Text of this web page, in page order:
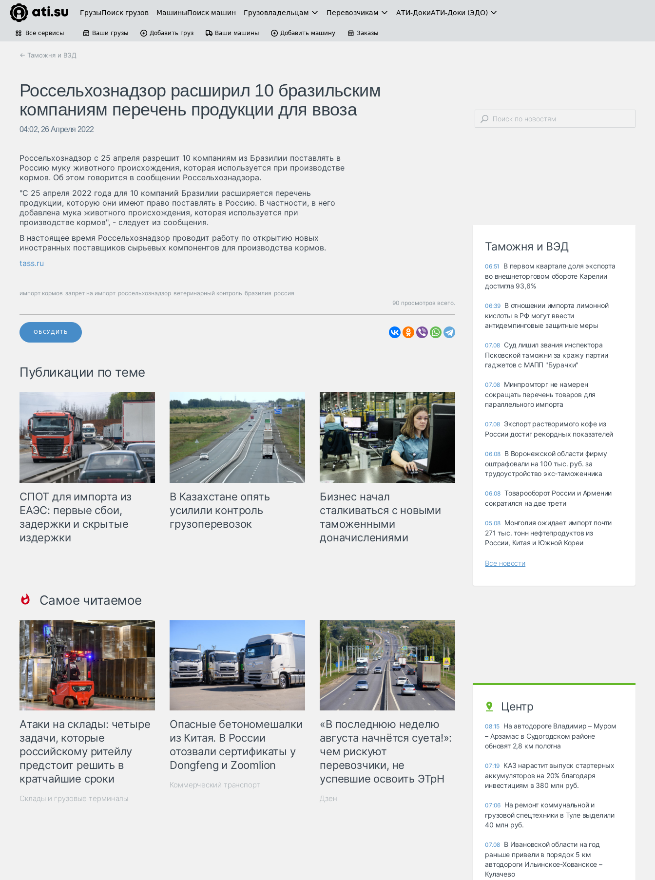
ГрузыПоиск грузов МашиныПоиск машин Грузовладельцам Перевозчикам АТИ-ДокиАТИ-Доки (ЭДО)
Все сервисы Ваши грузы Добавить груз Ваши машины Добавить машину Заказы
← Таможня и ВЭД
Россельхознадзор расширил 10 бразильским
компаниям перечень продукции для ввоза
04:02, 26 Апреля 2022
Россельхознадзор с 25 апреля разрешит 10 компаниям из Бразилии поставлять в
Россию муку животного происхождения, которая используется при производстве
кормов. Об этом говорится в сообщении Россельхознадзора.
"С 25 апреля 2022 года для 10 компаний Бразилии расширяется перечень
продукции, которую они имеют право поставлять в Россию. В частности, в него
добавлена мука животного происхождения, которая используется при
производстве кормов", - следует из сообщения.
В настоящее время Россельхознадзор проводит работу по открытию новых
иностранных поставщиков сырьевых компонентов для производства кормов.
tass.ru
импорт кормов запрет на импорт россельхознадзор ветеринарный контроль бразилия россия
90 просмотров всего.
ОБСУДИТЬ
Публикации по теме
СПОТ для импорта из
ЕАЭС: первые сбои,
задержки и скрытые
издержки
В Казахстане опять
усилили контроль
грузоперевозок
Бизнес начал
сталкиваться с новыми
таможенными
доначислениями
Самое читаемое
Атаки на склады: четыре
задачи, которые
российскому ритейлу
предстоит решить в
кратчайшие сроки
Склады и грузовые терминалы
Опасные бетономешалки
из Китая. В России
отозвали сертификаты у
Dongfeng и Zoomlion
Коммерческий транспорт
«В последнюю неделю
августа начнётся суета!»:
чем рискуют
перевозчики, не
успевшие освоить ЭТрН
Дзен
Таможня и ВЭД
06:51
В первом квартале доля экспорта
во внешнеторговом обороте Карелии
достигла 93,6%
06:39 В отношении импорта лимонной
кислоты в РФ могут ввести
антидемпинговые защитные меры
07.08 Суд лишил звания инспектора
Псковской таможни за кражу партии
гаджетов с МАПП "Бурачки"
07.08 Минпромторг не намерен
сокращать перечень товаров для
параллельного импорта
07.08 Экспорт растворимого кофе из
России достиг рекордных показателей
06.08 В Воронежской области фирму
оштрафовали на 100 тыс. руб. за
трудоустройство экс-таможенника
06.08 Товарооборот России и Армении
сократился на две трети
05.08 Монголия ожидает импорт почти
271 тыс. тонн нефтепродуктов из
России, Китая и Южной Кореи
Все новости
Центр
08:15 На автодороге Владимир – Муром
– Арзамас в Судогодском районе
обновят 2,8 км полотна
07:19 КАЗ нарастит выпуск стартерных
аккумуляторов на 20% благодаря
инвестициям в 380 млн руб.
07:06 На ремонт коммунальной и
грузовой спецтехники в Туле выделили
40 млн руб.
07.08 В Ивановской области на год
раньше привели в порядок 5 км
автодороги Ильинское-Хованское –
Кулачево